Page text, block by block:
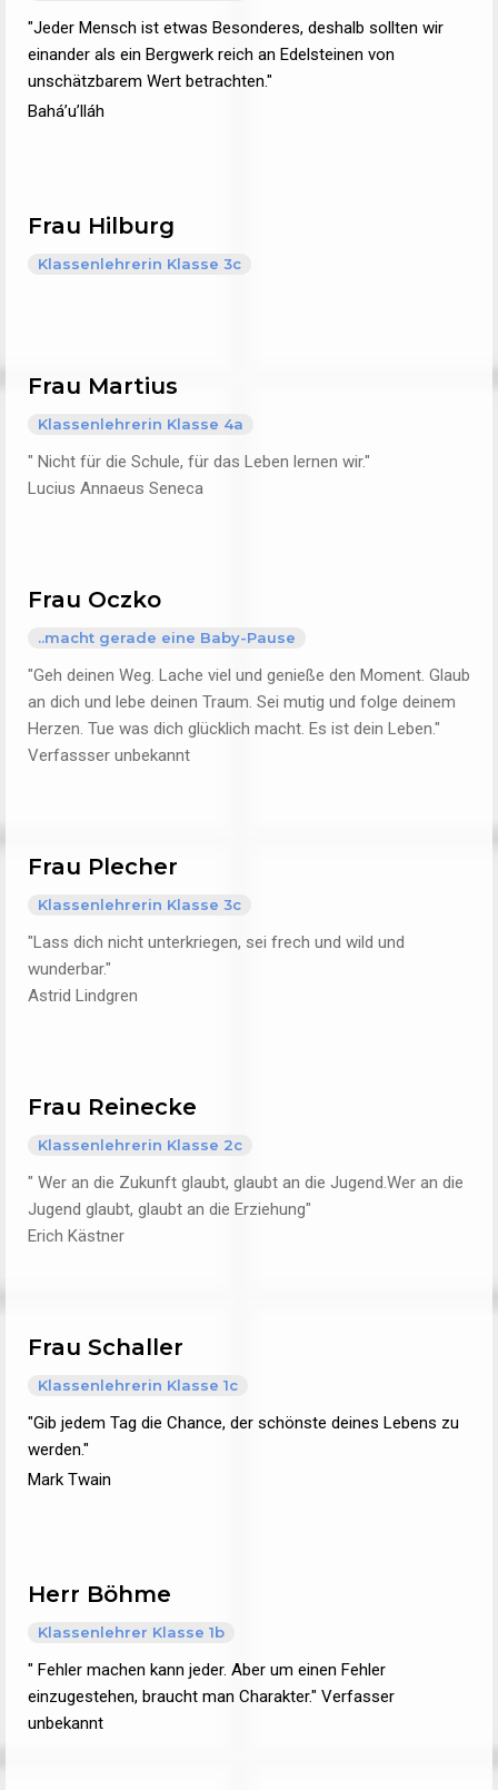
"Jeder Mensch ist etwas Besonderes, deshalb sollten wir
einander als ein Bergwerk reich an Edelsteinen von
unschätzbarem Wert betrachten."
Bahá’u’lláh
Frau Hilburg
Klassenlehrerin Klasse 3c
Frau Martius
Klassenlehrerin Klasse 4a
" Nicht für die Schule, für das Leben lernen wir."
Lucius Annaeus Seneca
Frau Oczko
..macht gerade eine Baby-Pause
"Geh deinen Weg. Lache viel und genieße den Moment. Glaub
an dich und lebe deinen Traum. Sei mutig und folge deinem
Herzen. Tue was dich glücklich macht. Es ist dein Leben."
Verfassser unbekannt
Frau Plecher
Klassenlehrerin Klasse 3c
"Lass dich nicht unterkriegen, sei frech und wild und
wunderbar."
Astrid Lindgren
Frau Reinecke
Klassenlehrerin Klasse 2c
" Wer an die Zukunft glaubt, glaubt an die Jugend.Wer an die
Jugend glaubt, glaubt an die Erziehung"
Erich Kästner
Frau Schaller
Klassenlehrerin Klasse 1c
"Gib jedem Tag die Chance, der schönste deines Lebens zu
werden."
Mark Twain
Herr Böhme
Klassenlehrer Klasse 1b
" Fehler machen kann jeder. Aber um einen Fehler
einzugestehen, braucht man Charakter." Verfasser
unbekannt